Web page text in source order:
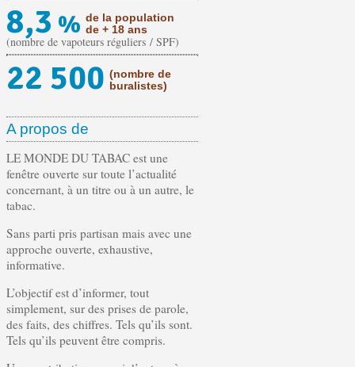
8,3 % de la population
de + 18 ans
(nombre de vapoteurs réguliers / SPF)
22 500 (nombre de
buralistes)
A propos de
LE MONDE DU TABAC est une
fenêtre ouverte sur toute l’actualité
concernant, à un titre ou à un autre, le
tabac.
Sans parti pris partisan mais avec une
approche ouverte, exhaustive,
informative.
L’objectif est d’informer, tout
simplement, sur des prises de parole,
des faits, des chiffres. Tels qu’ils sont.
Tels qu’ils peuvent être compris.